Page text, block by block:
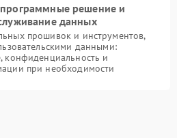
решение и
данных
прошивок и инструментов,
данными:
конфиденциальность и
при необходимости